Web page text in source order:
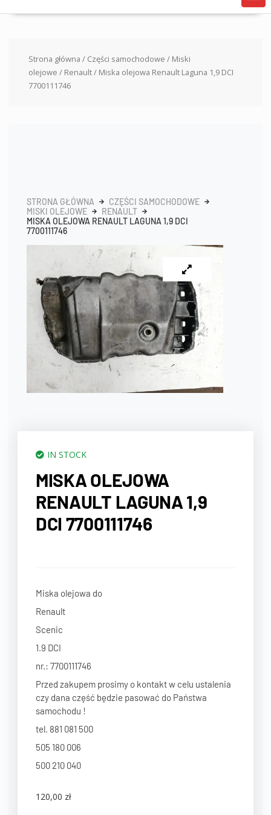
Strona główna / Części samochodowe / Miski
olejowe / Renault/ Miska olejowa Renault Laguna 1,9 DCI
7700111746
STRONA GŁÓWNA
CZĘŚCI SAMOCHODOWE
MISKI OLEJOWE
RENAULT
MISKA OLEJOWA RENAULT LAGUNA 1,9 DCI
7700111746
IN STOCK
MISKA OLEJOWA
RENAULT LAGUNA 1,9
DCI 7700111746
Miska olejowa do
Renault
Scenic
1.9 DCI
nr.: 7700111746
Przed zakupem prosimy o kontakt w celu ustalenia
czy dana część będzie pasować do Państwa
samochodu !
tel. 881 081 500
505 180 006
500 210 040
120,00 zł